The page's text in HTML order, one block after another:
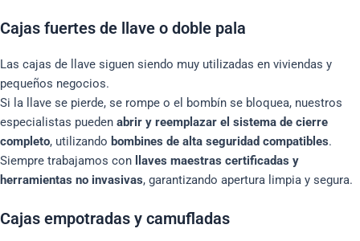
Cajas fuertes de llave o doble pala
Las cajas de llave siguen siendo muy utilizadas en viviendas y
pequeños negocios.
Si la llave se pierde, se rompe o el bombín se bloquea, nuestros
especialistas pueden abrir y reemplazar el sistema de cierre
completo, utilizando bombines de alta seguridad compatibles.
Siempre trabajamos con
llaves maestras certificadas y
herramientas no invasivas, garantizando apertura limpia y segura.
Cajas empotradas y camufladas